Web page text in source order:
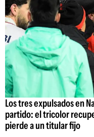
Los tres expulsados en
partido: el tricolor
pierde a un titular fijo